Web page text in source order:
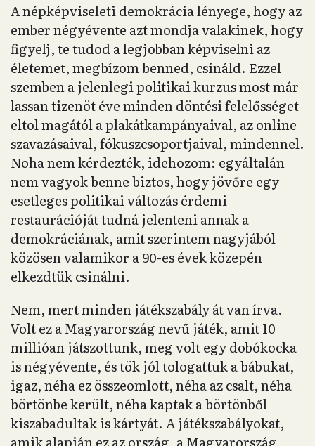
A népképviseleti demokrácia lényege, hogy az
ember négyévente azt mondja valakinek, hogy
figyelj, te tudod a legjobban képviselni az
életemet, megbízom benned, csináld. Ezzel
szemben a jelenlegi politikai kurzus most már
lassan tizenöt éve minden döntési felelősséget
eltol magától a plakátkampányaival, az online
szavazásaival, fókuszcsoportjaival, mindennel.
Noha nem kérdezték, idehozom: egyáltalán
nem vagyok benne biztos, hogy jövőre egy
esetleges politikai változás érdemi
restaurációját tudná jelenteni annak a
demokráciának, amit szerintem nagyjából
közösen valamikor a 90-es évek közepén
elkezdtük csinálni.
Nem, mert minden játékszabály át van írva.
Volt ez a Magyarország nevű játék, amit 10
millióan játszottunk, meg volt egy dobókocka
is négyévente, és tök jól tologattuk a bábukat,
igaz, néha ez összeomlott, néha az csalt, néha
börtönbe került, néha kaptak a börtönből
kiszabadultak is kártyát. A játékszabályokat,
amik alapján ez az ország, a Magyarország